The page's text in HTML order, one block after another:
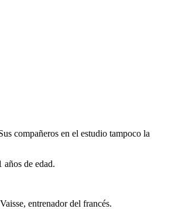
compañeros en el estudio tampoco la
de edad.
entrenador del francés.